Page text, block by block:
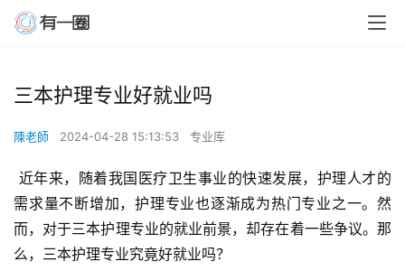
三本护理专业好就业吗
陳老師 2024-04-28 15:13:53 专业库
需求量不断增加，护理专业也逐渐成为热门专业之一。然
而，对于三本护理专业的就业前景，却存在着一些争议。那
么，三本护理专业究竟好就业吗？